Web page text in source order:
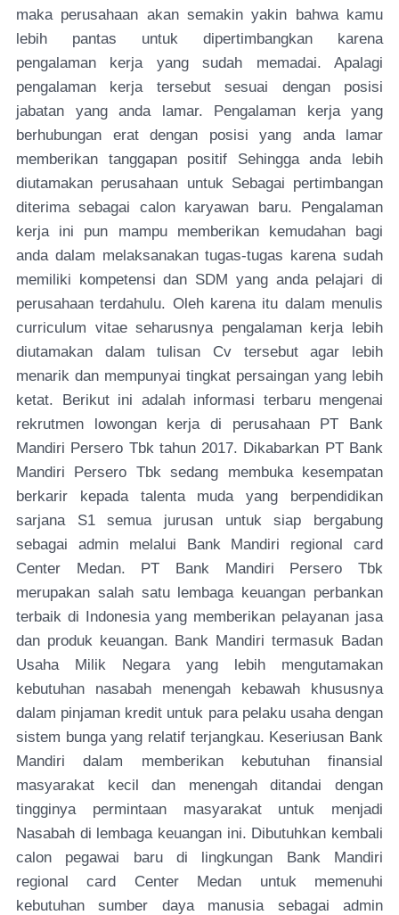
maka perusahaan akan semakin yakin bahwa kamu
lebih pantas untuk dipertimbangkan karena
pengalaman kerja yang sudah memadai. Apalagi
pengalaman kerja tersebut sesuai dengan posisi
jabatan yang anda lamar. Pengalaman kerja yang
berhubungan erat dengan posisi yang anda lamar
memberikan tanggapan positif Sehingga anda lebih
diutamakan perusahaan untuk Sebagai pertimbangan
diterima sebagai calon karyawan baru. Pengalaman
kerja ini pun mampu memberikan kemudahan bagi
anda dalam melaksanakan tugas-tugas karena sudah
memiliki kompetensi dan SDM yang anda pelajari di
perusahaan terdahulu. Oleh karena itu dalam menulis
curriculum vitae seharusnya pengalaman kerja lebih
diutamakan dalam tulisan Cv tersebut agar lebih
menarik dan mempunyai tingkat persaingan yang lebih
ketat. Berikut ini adalah informasi terbaru mengenai
rekrutmen lowongan kerja di perusahaan PT Bank
Mandiri Persero Tbk tahun 2017. Dikabarkan PT Bank
Mandiri Persero Tbk sedang membuka kesempatan
berkarir kepada talenta muda yang berpendidikan
sarjana S1 semua jurusan untuk siap bergabung
sebagai admin melalui Bank Mandiri regional card
Center Medan. PT Bank Mandiri Persero Tbk
merupakan salah satu lembaga keuangan perbankan
terbaik di Indonesia yang memberikan pelayanan jasa
dan produk keuangan. Bank Mandiri termasuk Badan
Usaha Milik Negara yang lebih mengutamakan
kebutuhan nasabah menengah kebawah khususnya
dalam pinjaman kredit untuk para pelaku usaha dengan
sistem bunga yang relatif terjangkau. Keseriusan Bank
Mandiri dalam memberikan kebutuhan finansial
masyarakat kecil dan menengah ditandai dengan
tingginya permintaan masyarakat untuk menjadi
Nasabah di lembaga keuangan ini. Dibutuhkan kembali
calon pegawai baru di lingkungan Bank Mandiri
regional card Center Medan untuk memenuhi
kebutuhan sumber daya manusia sebagai admin